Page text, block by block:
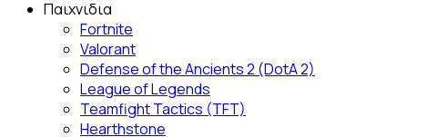
Παιχνιδια
Fortnite
Valorant
Defense of the Ancients 2 (DotA 2)
League of Legends
Teamfight Tactics (TFT)
Hearthstone